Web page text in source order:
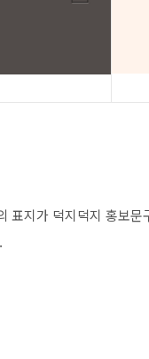
표지가 덕지덕지 홍보